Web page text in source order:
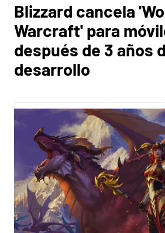
Blizzard cancela
Warcraft' para
después de 3 años
desarrollo